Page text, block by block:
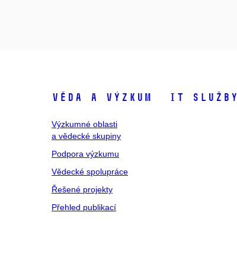
Věda a výzkum
Výzkumné oblasti
a vědecké skupiny
Podpora výzkumu
Vědecké spolupráce
Řešené projekty
Přehled publikací
IT služby